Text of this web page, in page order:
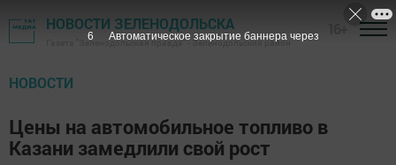
НОВОСТИ ЗЕЛЕНОДОЛЬСКА
Газета "Зеленодольская правда" - Зеленодольский район
НОВОСТИ
Цены на автомобильное топливо в
Казани замедлили свой рост
5 Автоматическое закрытие баннера через